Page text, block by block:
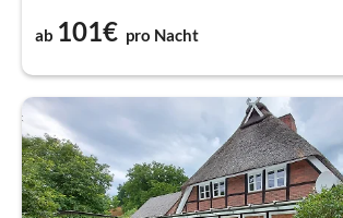
ab 101€ pro Nacht